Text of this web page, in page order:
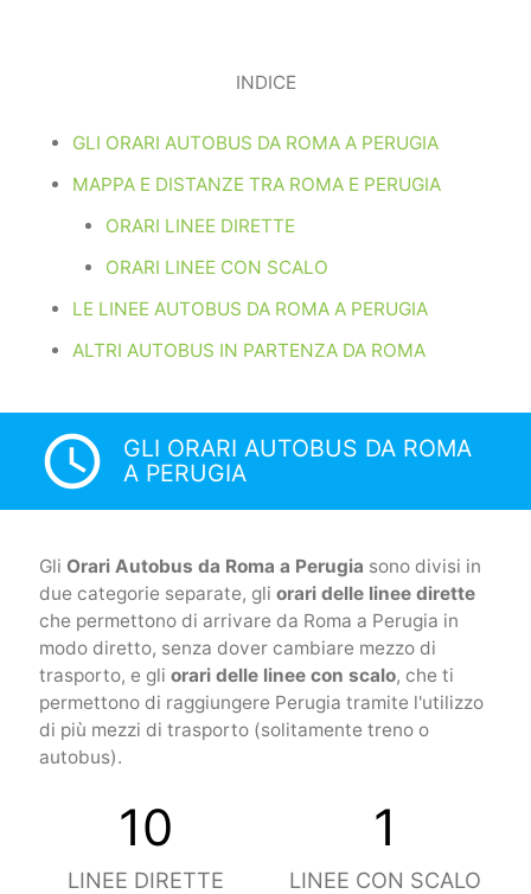
INDICE
GLI ORARI AUTOBUS DA ROMA A PERUGIA
MAPPA E DISTANZE TRA ROMA E PERUGIA
ORARI LINEE DIRETTE
ORARI LINEE CON SCALO
LE LINEE AUTOBUS DA ROMA A PERUGIA
ALTRI AUTOBUS IN PARTENZA DA ROMA
access_time
GLI ORARI AUTOBUS DA ROMA
A PERUGIA
Gli Orari Autobus da Roma a Perugia sono divisi in
due categorie separate, gli orari delle linee dirette
che permettono di arrivare da Roma a Perugia in
modo diretto, senza dover cambiare mezzo di
trasporto, e gli orari delle linee con scalo, che ti
permettono di raggiungere Perugia tramite l'utilizzo
di più mezzi di trasporto (solitamente treno o
autobus).
10
LINEE DIRETTE
1
LINEE CON SCALO